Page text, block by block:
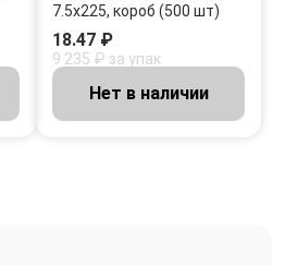
7.5х225, короб (500 шт)
18.47 ₽
9 235 ₽ за упак
Нет в наличии